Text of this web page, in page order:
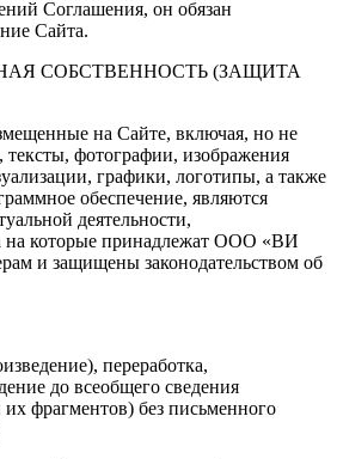
Соглашения, он обязан
Сайта.
СОБСТВЕННОСТЬ (ЗАЩИТА
на Сайте, включая, но не
тексты, фотографии, изображения
графики, логотипы, а также
обеспечение, являются
деятельности,
на которые принадлежат ООО «ВИ
и защищены законодательством об
переработка,
до всеобщего сведения
фрагментов) без письменного